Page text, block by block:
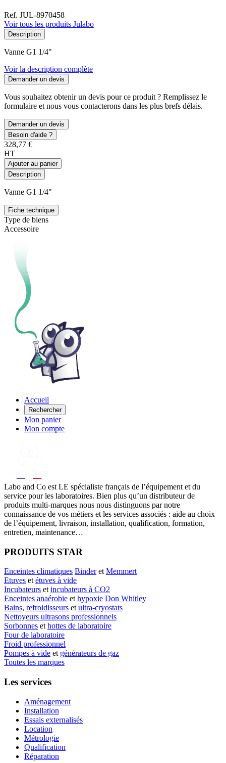
Ref. JUL-8970458
Voir tous les produits Julabo
Description
Vanne G1 1/4"
Voir la description complète
Demander un devis
Vous souhaitez obtenir un devis pour ce produit ? Remplissez le
formulaire et nous vous contacterons dans les plus brefs délais.
Demander un devis
Besoin d'aide ?
328,77 €
HT
Ajouter au panier
Description
Vanne G1 1/4"
Fiche technique
Type de biens
Accessoire
Accueil
Rechercher
Mon panier
Mon compte
Labo and Co est LE spécialiste français de l’équipement et du
service pour les laboratoires. Bien plus qu’un distributeur de
produits multi-marques nous nous distinguons par notre
connaissance de vos métiers et les services associés : aide au choix
de l’équipement, livraison, installation, qualification, formation,
entretien, maintenance…
PRODUITS STAR
Enceintes climatiques Binderet Memmert
Etuves et étuves à vide
Incubateurs et incubateurs à CO2
Enceintes anaérobie et hypoxie Don Whitley
Bains, refroidisseurs et ultra-cryostats
Nettoyeurs ultrasons professionnels
Sorbonnes et hottes de laboratoire
Four de laboratoire
Froid professionnel
Pompes à vide et générateurs de gaz
Toutes les marques
Les services
Aménagement
Installation
Essais externalisés
Location
Métrologie
Qualification
Réparation